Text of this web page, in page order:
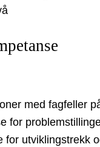
med fagfeller
for
for utviklingstrekk